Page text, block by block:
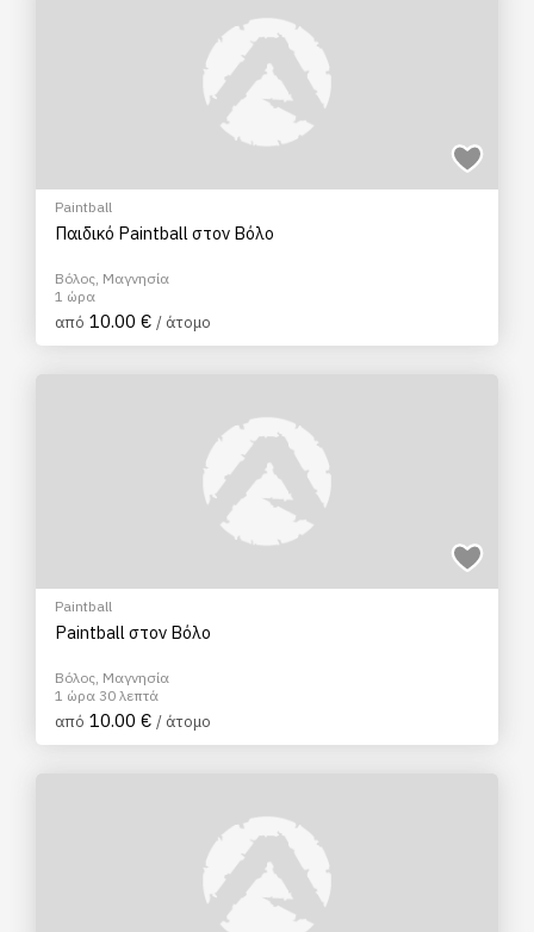
Paintball
Παιδικό Paintball στον Βόλο
Βόλος, Μαγνησία
1 ώρα
από 10.00 € / άτομο
Paintball
Paintball στον Βόλο
Βόλος, Μαγνησία
1 ώρα 30 λεπτά
από 10.00 € / άτομο